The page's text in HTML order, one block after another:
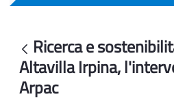
Indietro
Ricerca e
Altavilla Irpina,
Arpac